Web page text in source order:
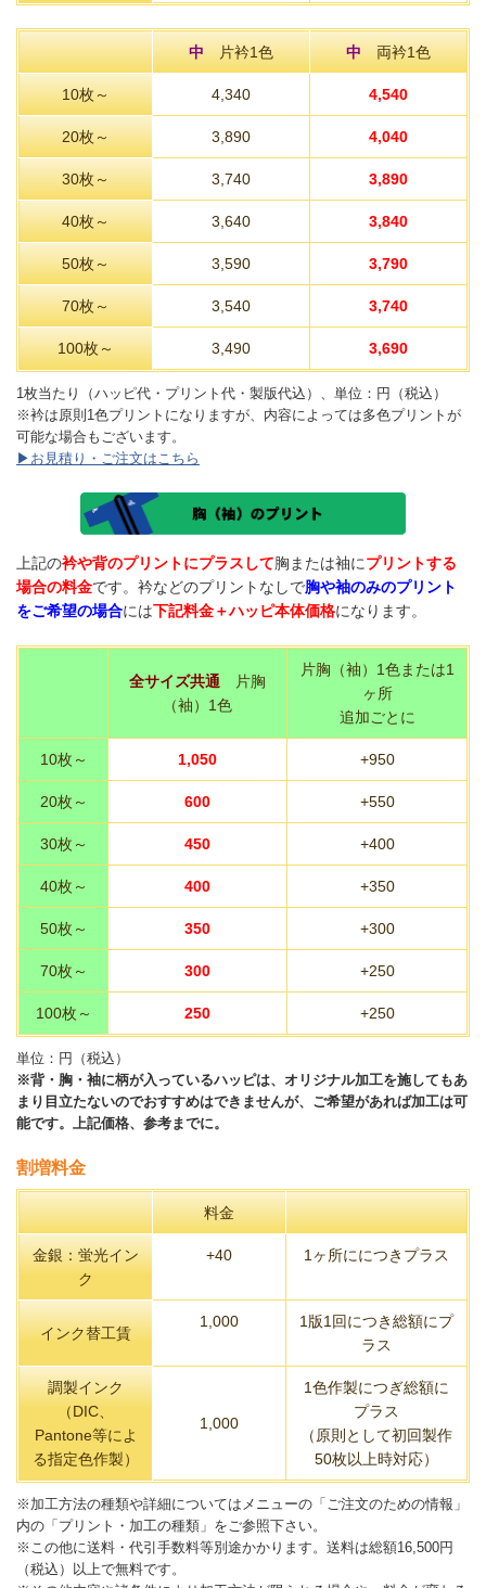
中片衿1色 中両衿1色
10枚～ 4,340 4,540
20枚～ 3,890 4,040
30枚～ 3,740 3,890
40枚～ 3,640 3,840
50枚～ 3,590 3,790
70枚～ 3,540 3,740
100枚～ 3,490 3,690
1枚当たり（ハッピ代・プリント代・製版代込）、単位：円（税込）
※衿は原則1色プリントになりますが、内容によっては多色プリントが
可能な場合もございます。
▶お見積り・ご注文はこちら
上記の衿や背のプリントにプラスして胸または袖にプリントする
場合の料金です。衿などのプリントなしで胸や袖のみのプリント
をご希望の場合には下記料金＋ハッピ本体価格になります。
全サイズ共通 片胸
（袖）1色
片胸（袖）1色または1
ヶ所
追加ごとに
10枚～ 1,050 +950
20枚～ 600 +550
30枚～ 450 +400
40枚～ 400 +350
50枚～ 350 +300
70枚～ 300 +250
100枚～ 250 +250
単位：円（税込）
※背・胸・袖に柄が入っているハッピは、オリジナル加工を施してもあ
まり目立たないのでおすすめはできませんが、ご希望があれば加工は可
能です。上記価格、参考までに。
割増料金
料金
金銀：蛍光イン
ク
+40 1ヶ所ににつきプラス
インク替工賃
1,000
1版1回につき総額にプ
ラス
調製インク
（DIC、
Pantone等によ
る指定色作製）
1,000
1色作製につぎ総額に
プラス
（原則として初回製作
50枚以上時対応）
※加工方法の種類や詳細についてはメニューの「ご注文のための情報」
内の「プリント・加工の種類」をご参照下さい。
※この他に送料・代引手数料等別途かかります。送料は総額16,500円
（税込）以上で無料です。